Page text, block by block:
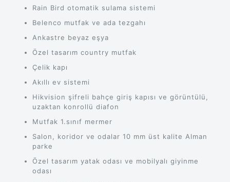
Rain Bird otomatik sulama sistemi
Belenco mutfak ve ada tezgahı
Ankastre beyaz eşya
Özel tasarım country mutfak
Çelik kapı
Akıllı ev sistemi
Hikvision şifreli bahçe giriş kapısı ve görüntülü,
uzaktan konrollü diafon
Mutfak 1.sınıf mermer
Salon, koridor ve odalar 10 mm üst kalite Alman
parke
Özel tasarım yatak odası ve mobilyalı giyinme
odası